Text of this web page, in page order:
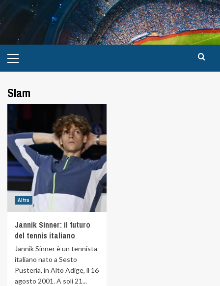
Slam
Altro
Jannik Sinner: il futuro
del tennis italiano
Jannik Sinner è un tennista
italiano nato a Sesto
Pusteria, in Alto Adige, il 16
agosto 2001. A soli 21...